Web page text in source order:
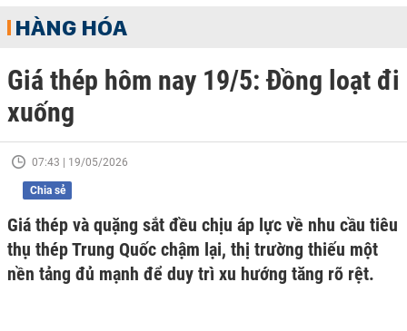
HÀNG HÓA
Giá thép hôm nay 19/5: Đồng loạt đi
xuống
07:43 | 19/05/2026
Chia sẻ
Giá thép và quặng sắt đều chịu áp lực về nhu cầu tiêu
thụ thép Trung Quốc chậm lại, thị trường thiếu một
nền tảng đủ mạnh để duy trì xu hướng tăng rõ rệt.